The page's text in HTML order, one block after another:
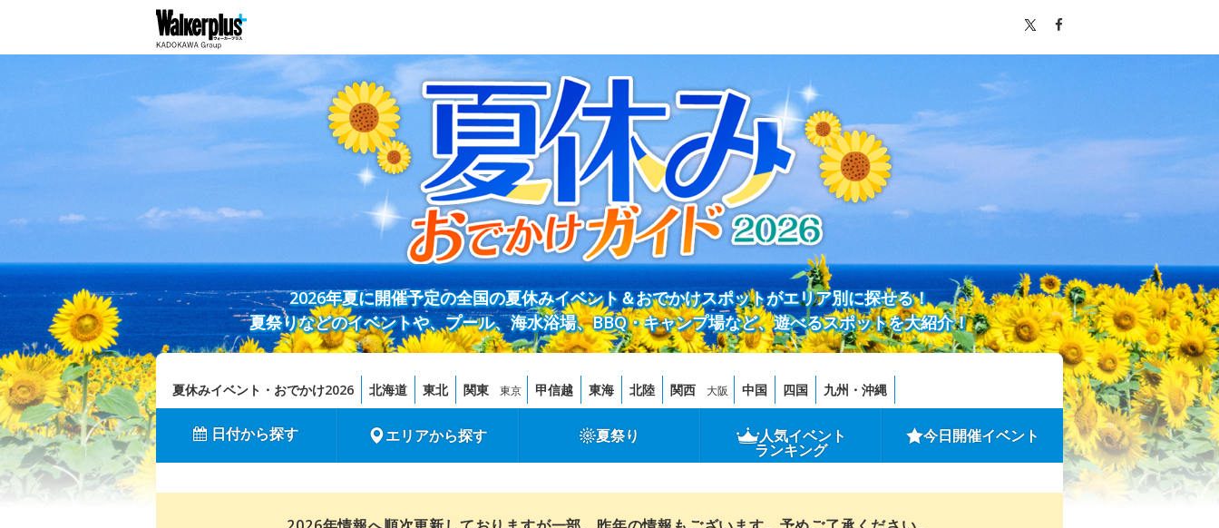
2026年夏に開催予定の全国の夏休みイベント＆おでかけスポットがエリア別に探せる！
夏祭りなどのイベントや、プール、海水浴場、BBQ・キャンプ場など、遊べるスポットを大紹介！
夏休みイベント・おでかけ2026 北海道 東北 関東 東京 甲信越 東海 北陸 関西 大阪 中国 四国 九州・沖縄
日付から探す エリアから探す 夏祭り 人気イベント
ランキング
今日開催イベント